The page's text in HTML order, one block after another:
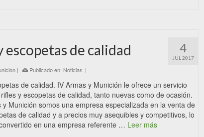
4
JUL 2017
escopetas de calidad
| Publicado en: Noticias |
de calidad. IV Armas y Munición le ofrece un servicio
y escopetas de calidad, tanto nuevas como de ocasión.
y Munición somos una empresa especializada en la venta de
de calidad y a precios muy asequibles y competitivos, lo
en una empresa referente … Leer más